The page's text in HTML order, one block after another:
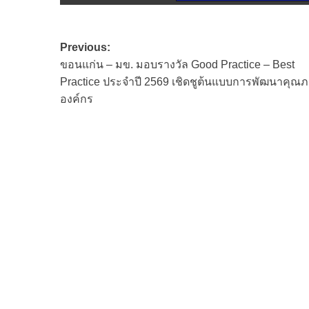
Post
navigation
Previous:
ขอนแก่น – มข. มอบรางวัล Good Practice – Best
Practice ประจำปี 2569 เชิดชูต้นแบบการพัฒนาคุณ
องค์กร